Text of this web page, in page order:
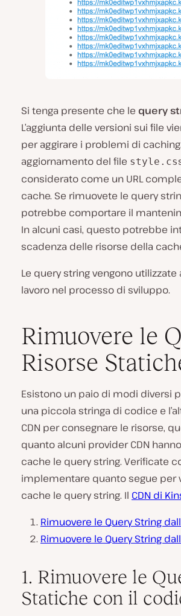
Si tenga presente che le query
L’aggiunta delle versioni sui file
per aggirare i problemi di
aggiornamento del file style.cs
considerato come un URL
cache. Se rimuovete le query
potrebbe comportare il
In alcuni casi, questo potrebbe
scadenza delle risorse della
Le query string vengono
lavoro nel processo di sviluppo.
Rimuovere le
Risorse
Esistono un paio di modi diversi
una piccola stringa di codice e
CDN per consegnare le risorse,
quanto alcuni provider CDN
cache le query string. Verificate
implementare quanto segue per
cache le query string. Il CDN di
Rimuovere le Query String
Rimuovere le Query String
1. Rimuovere le
Statiche con il